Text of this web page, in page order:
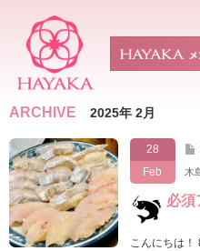
ARCHIVE 2025年 2月
28
Feb
木
必須
こんにちは！